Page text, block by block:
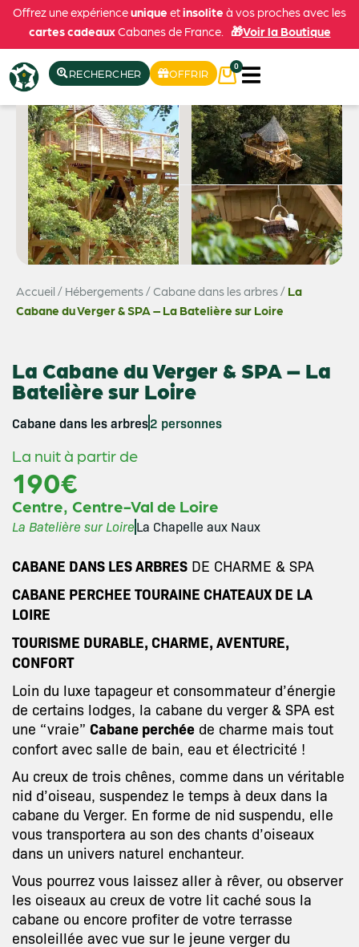
Offrez une expérienceunique etinsolite à vos proches avec les
cartes cadeauxCabanes de France. 🎁Voir la Boutique
RECHERCHER OFFRIR
0
Voir les 15 photos
Accueil / Hébergements/Cabane dans les arbres/ La
Cabane du Verger & SPA – La Batelière sur Loire
La Cabane du Verger & SPA – La
Batelière sur Loire
Cabane dans les arbres2 personnes
La nuit à partir de
190€
Centre, Centre-Val de Loire
La Batelière sur LoireLa Chapelle aux Naux
CABANE DANS LES ARBRES DE CHARME & SPA
CABANE PERCHEE TOURAINE CHATEAUX DE LA
LOIRE
TOURISME DURABLE, CHARME, AVENTURE,
CONFORT
Loin du luxe tapageur et consommateur d’énergie
de certains lodges, la cabane du verger & SPA est
une “vraie” Cabane perchée de charme mais tout
confort avec salle de bain, eau et électricité !
Au creux de trois chênes, comme dans un véritable
nid d’oiseau, suspendez le temps à deux dans la
cabane du Verger. En forme de nid suspendu, elle
vous transportera au son des chants d’oiseaux
dans un univers naturel enchanteur.
Vous pourrez vous laissez aller à rêver, ou observer
les oiseaux au creux de votre lit caché sous la
cabane ou encore profiter de votre terrasse
ensoleillée avec vue sur le jeune verger du